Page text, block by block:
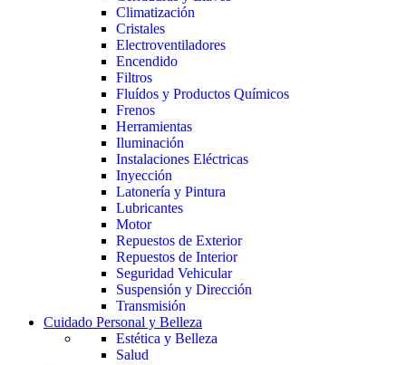
Climatización
Cristales
Electroventiladores
Encendido
Filtros
Fluídos y Productos Químicos
Frenos
Herramientas
Iluminación
Instalaciones Eléctricas
Inyección
Latonería y Pintura
Lubricantes
Motor
Repuestos de Exterior
Repuestos de Interior
Seguridad Vehicular
Suspensión y Dirección
Transmisión
Cuidado Personal y Belleza
Estética y Belleza
Salud